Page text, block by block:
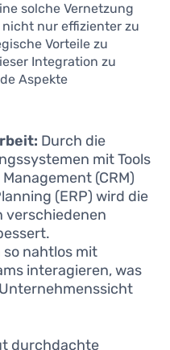
solche Vernetzung
nur effizienter zu
Vorteile zu
Integration zu
Aspekte
Durch die
mit Tools
(CRM)
(ERP) wird die
verschiedenen
nahtlos mit
interagieren, was
durchdachte